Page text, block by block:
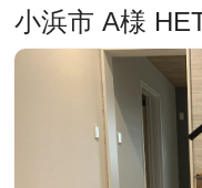
小浜市 A様